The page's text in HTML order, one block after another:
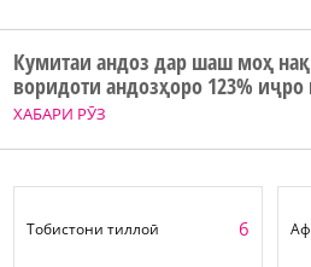
ХАБАРИ РӮЗ
Кумитаи андоз дар шаш моҳ
воридоти андозҳоро 123% иҷро
Тобистони тиллоӣ 6